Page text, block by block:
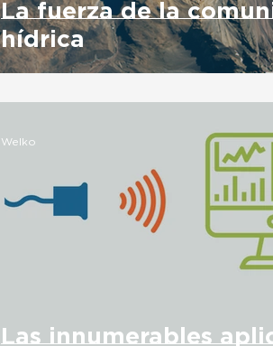
La fuerza de la
hídrica
Las innumerables
Welko